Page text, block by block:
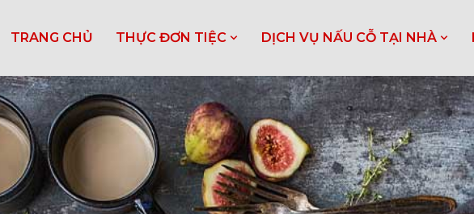
TRANG CHỦ THỰC ĐƠN TIỆC DỊCH VỤ NẤU CỖ TẠI NHÀ